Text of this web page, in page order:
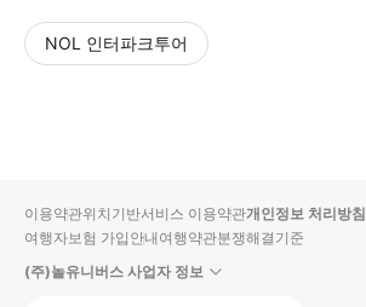
NOL 인터파크투어
입니
다.
순
상
이용약관위치기반서비스 이용약관개인정보 처리방침
여행자보험 가입안내여행약관분쟁해결기준
(주)놀유니버스 사업자 정보